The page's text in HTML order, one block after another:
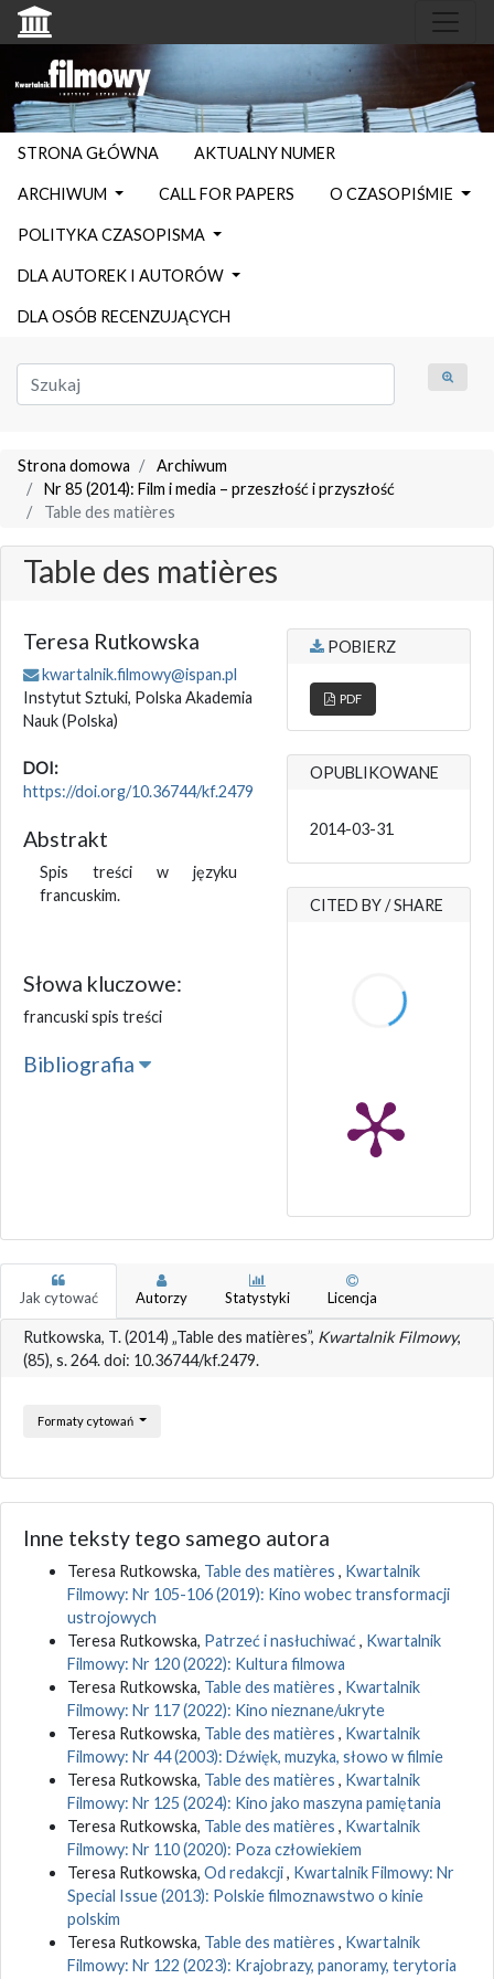
STRONA GŁÓWNA AKTUALNY NUMER
ARCHIWUM CALL FOR PAPERS O CZASOPIŚMIE
POLITYKA CZASOPISMA
DLA AUTOREK I AUTORÓW
DLA OSÓB RECENZUJĄCYCH
Strona domowa
Archiwum
Nr 85 (2014): Film i media – przeszłość i przyszłość
Table des matières
Table des matières
Teresa Rutkowska
kwartalnik.filmowy@ispan.pl
Instytut Sztuki, Polska Akademia
Nauk(Polska)
DOI:
https://doi.org/10.36744/kf.2479
Abstrakt
Spis treści w języku
francuskim.
Słowa kluczowe:
francuski spis treści
Bibliografia
POBIERZ
PDF
OPUBLIKOWANE
2014-03-31
CITED BY / SHARE
Jak cytować Autorzy Statystyki Licencja
Rutkowska, T. (2014) „Table des matières”, Kwartalnik Filmowy,
(85), s. 264. doi: 10.36744/kf.2479.
Formaty cytowań
Inne teksty tego samego autora
Teresa Rutkowska, Table des matières , Kwartalnik
Filmowy: Nr 105-106 (2019): Kino wobec transformacji
ustrojowych
Teresa Rutkowska, Patrzeć i nasłuchiwać, Kwartalnik
Filmowy: Nr 120 (2022): Kultura filmowa
Teresa Rutkowska, Table des matières , Kwartalnik
Filmowy: Nr 117 (2022): Kino nieznane/ukryte
Teresa Rutkowska, Table des matières , Kwartalnik
Filmowy: Nr 44 (2003): Dźwięk, muzyka, słowo w filmie
Teresa Rutkowska, Table des matières , Kwartalnik
Filmowy: Nr 125 (2024): Kino jako maszyna pamiętania
Teresa Rutkowska, Table des matières , Kwartalnik
Filmowy: Nr 110 (2020): Poza człowiekiem
Teresa Rutkowska, Od redakcji, Kwartalnik Filmowy: Nr
Special Issue (2013): Polskie filmoznawstwo o kinie
polskim
Teresa Rutkowska, Table des matières , Kwartalnik
Filmowy: Nr 122 (2023): Krajobrazy, panoramy, terytoria